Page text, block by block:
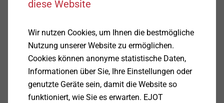
Hochlochziegel (Hlz) Referenzstein nach
ÖNORM B 6124: 0,75 kN
Kalksandlochstein (≥ KSL 6) nach DIN EN
106: 0,25 kN
Hohlblock aus Leichtbeton (≥ HbL 2) nach
diese Website
Wir nutzen Cookies, um Ihnen die bestmögliche
Nutzung unserer Website zu ermöglichen.
Cookies können anonyme statistische Daten,
Informationen über Sie, Ihre Einstellungen oder
genutzte Geräte sein, damit die Website so
funktioniert, wie Sie es erwarten. EJOT